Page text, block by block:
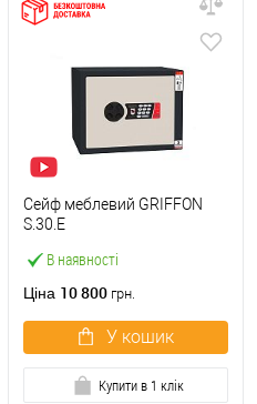
В наявності
Сейф меблевий GRIFFON
S.30.E
Ціна 10 800 грн.
У кошик
Купити в 1 клік